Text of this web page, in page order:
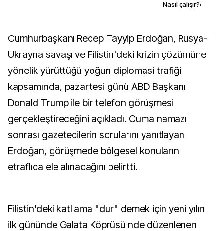
Nasıl çalışır?›
Cumhurbaşkanı Recep Tayyip Erdoğan, Rusya-
Ukrayna savaşı ve Filistin'deki krizin çözümüne
yönelik yürüttüğü yoğun diplomasi trafiği
kapsamında, pazartesi günü ABD Başkanı
Donald Trump ile bir telefon görüşmesi
gerçekleştireceğini açıkladı. Cuma namazı
sonrası gazetecilerin sorularını yanıtlayan
Erdoğan, görüşmede bölgesel konuların
etraflıca ele alınacağını belirtti.
Filistin'deki katliama "dur" demek için yeni yılın
ilk gününde Galata Köprüsü'nde düzenlenen